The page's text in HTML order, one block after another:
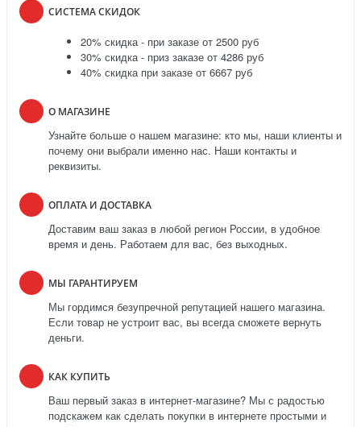
СИСТЕМА СКИДОК
20% скидка - при заказе от 2500 руб
30% скидка - приз заказе от 4286 руб
40% скидка при заказе от 6667 руб
О МАГАЗИНЕ
Узнайте больше о нашем магазине: кто мы, наши клиенты и
почему они выбрали именно нас. Наши контакты и
реквизиты.
ОПЛАТА И ДОСТАВКА
Доставим ваш заказ в любой регион России, в удобное
время и день. Работаем для вас, без выходных.
МЫ ГАРАНТИРУЕМ
Мы гордимся безупречной репутацией нашего магазина.
Если товар не устроит вас, вы всегда сможете вернуть
деньги.
КАК КУПИТЬ
Ваш первый заказ в интернет-магазине? Мы с радостью
подскажем как сделать покупки в интернете простыми и